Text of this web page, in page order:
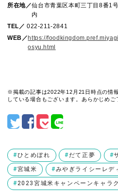
所在地／仙台市青葉区本町三丁目8番1
内
TEL／ 022-211-2841
WEB／https://
osyu.html
※掲載の記事は2022年12月21日時点の情
している場合もございます。あらかじめご
ひとめぼれ だて正夢
宮城米 みやぎライシーレデ
2023宮城米キャンペーンキャラ